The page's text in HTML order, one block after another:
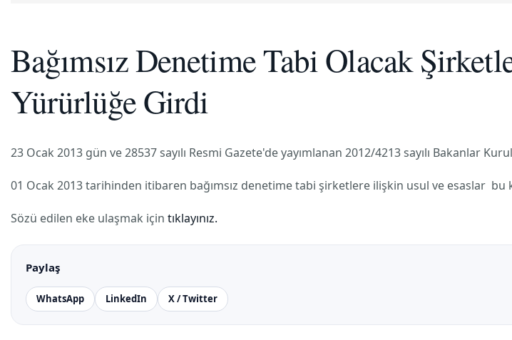
Bağımsız Denetime Tabi Olacak
Yürürlüğe Girdi
23 Ocak 2013 gün ve 28537 sayılı Resmi Gazete'de yayımlanan 2012/4213 sayılı Bakanlar
01 Ocak 2013 tarihinden itibaren bağımsız denetime tabi şirketlere ilişkin usul ve esaslar bu
Sözü edilen eke ulaşmak için tıklayınız.
Paylaş
WhatsApp LinkedIn X / Twitter